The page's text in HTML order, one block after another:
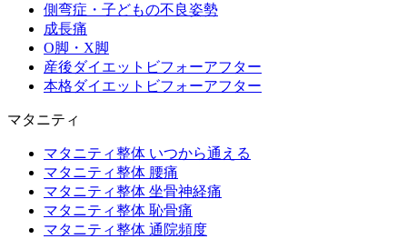
側弯症・子どもの不良姿勢
成長痛
O脚・X脚
産後ダイエットビフォーアフター
本格ダイエットビフォーアフター
マタニティ
マタニティ整体 いつから通える
マタニティ整体 腰痛
マタニティ整体 坐骨神経痛
マタニティ整体 恥骨痛
マタニティ整体 通院頻度